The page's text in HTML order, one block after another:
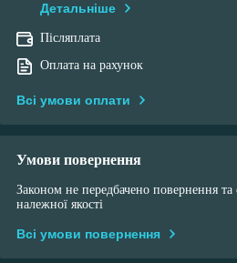
Детальніше
Післяплата
Оплата на рахунок
Всі умови оплати
Умови повернення
Законом не передбачено повернення та
належної якості
Всі умови повернення